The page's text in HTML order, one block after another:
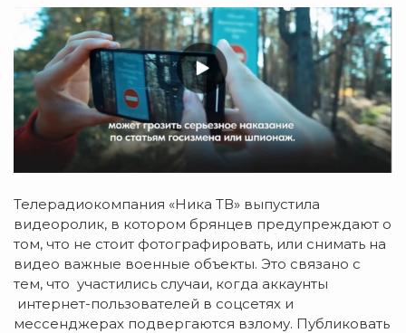
Телерадиокомпания «Ника ТВ» выпустила
видеоролик, в котором брянцев предупреждают о
том, что не стоит фотографировать, или снимать на
видео важные военные объекты. Это связано с
тем, что участились случаи, когда аккаунты
интернет-пользователей в соцсетях и
мессенджерах подвергаются взлому. Публиковать